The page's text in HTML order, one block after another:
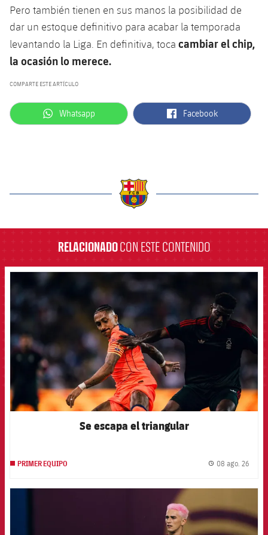
Jugadores
Calendario
Clasificaciones
Noticias
Voleibol masculino
Apúntate a las amateurs
Apúntate a las amateurs
PLUSICON
MÁS
League of Legends
VALORANT Rising
Pero también tienen en sus manos la posibilidad de
dar un estoque definitivo para acabar la temporada
levantando la Liga. En definitiva, toca cambiar el chip,
la ocasión lo merece.
COMPARTE ESTE ARTÍCULO
label.aria.whatsapp
Whatsapp label.aria.facebook
Facebook
RELACIONADOCON ESTE CONTENIDO
FCB Barcelona badge
Se escapa el triangular
PRIMER EQUIPO 08 ago. 26
FCB Barcelona badge